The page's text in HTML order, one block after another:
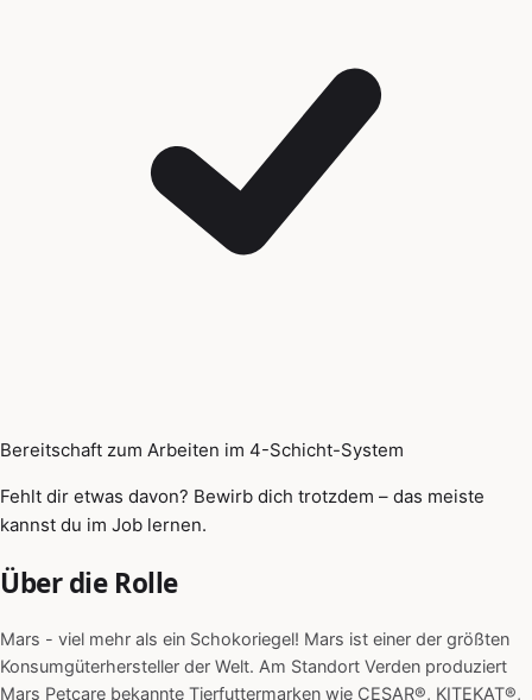
Bereitschaft zum Arbeiten im 4-Schicht-System
Fehlt dir etwas davon? Bewirb dich trotzdem – das meiste
kannst du im Job lernen.
Über die Rolle
Mars - viel mehr als ein Schokoriegel! Mars ist einer der größten
Konsumgüterhersteller der Welt. Am Standort Verden produziert
Mars Petcare bekannte Tierfuttermarken wie CESAR®, KITEKAT®,